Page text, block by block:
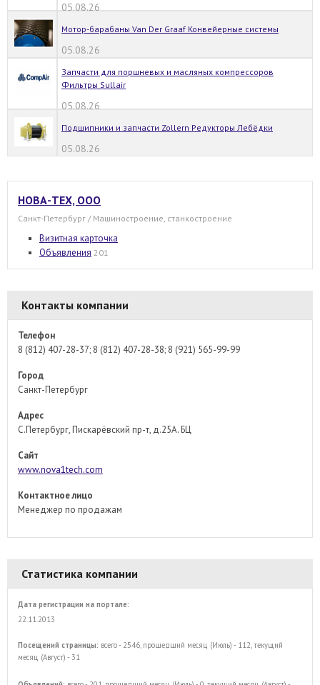
05.08.26
Мотор-барабаны Van Der Graaf Конвейерные системы
05.08.26
Запчасти для поршневых и масляных компрессоров
Фильтры Sullair
05.08.26
Подшипники и запчасти Zollern Редукторы Лебёдки
05.08.26
НОВА-ТЕХ, ООО
Санкт-Петербург / Машиностроение, станкостроение
Визитная карточка
Объявления 201
Контакты компании
Телефон
8 (812) 407-28-37; 8 (812) 407-28-38; 8 (921) 565-99-99
Город
Санкт-Петербург
Адрес
С.Петербург, Пискарёвский пр-т, д.25А. БЦ
Сайт
www.nova1tech.com
Контактное лицо
Менеджер по продажам
Статистика компании
Дата регистрации на портале:
22.11.2013
Посещений страницы: всего - 2546, прошедший месяц (Июль) - 112, текущий
месяц (Август) - 31